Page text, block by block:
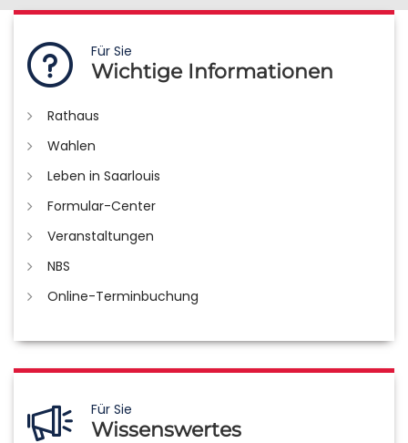
Für Sie
Wichtige Informationen
Rathaus
Wahlen
Leben in Saarlouis
Formular-Center
Veranstaltungen
NBS
Online-Terminbuchung
Für Sie
Wissenswertes